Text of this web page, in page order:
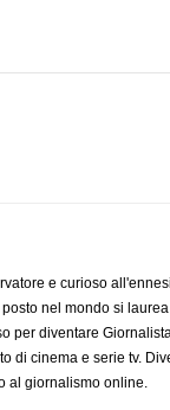
e curioso
nel mondo si
per diventare
di cinema e serie tv.
al giornalismo online.